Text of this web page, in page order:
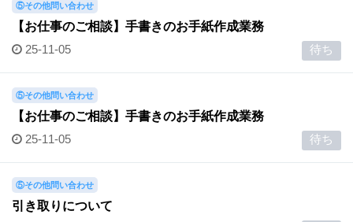
⑤その他問い合わせ
【お仕事のご相談】手書きのお手紙作成業務
25-11-05 待ち
⑤その他問い合わせ
【お仕事のご相談】手書きのお手紙作成業務
25-11-05 待ち
⑤その他問い合わせ
引き取りについて